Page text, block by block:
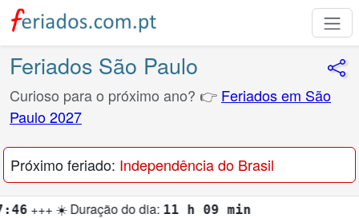
Feriados São Paulo
Curioso para o próximo ano? 👉 Feriados em São
Paulo 2027
Próximo feriado: Independência do Brasil
do dia: 11 h 09 min